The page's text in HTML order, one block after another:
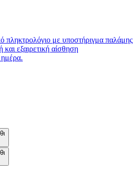
πληκτρολόγιο με υποστήριγμα παλάμης
και εξαιρετική αίσθηση